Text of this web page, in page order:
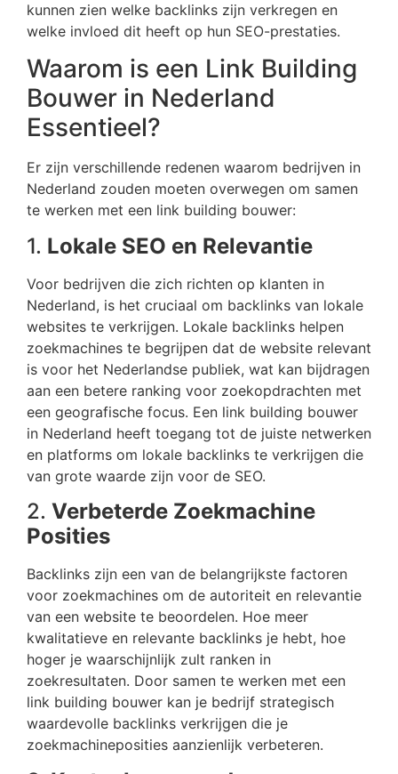
kunnen zien welke backlinks zijn verkregen en
welke invloed dit heeft op hun SEO-prestaties.
Waarom is een Link Building
Bouwer in Nederland
Essentieel?
Er zijn verschillende redenen waarom bedrijven in
Nederland zouden moeten overwegen om samen
te werken met een link building bouwer:
1. Lokale SEO en Relevantie
Voor bedrijven die zich richten op klanten in
Nederland, is het cruciaal om backlinks van lokale
websites te verkrijgen. Lokale backlinks helpen
zoekmachines te begrijpen dat de website relevant
is voor het Nederlandse publiek, wat kan bijdragen
aan een betere ranking voor zoekopdrachten met
een geografische focus. Een link building bouwer
in Nederland heeft toegang tot de juiste netwerken
en platforms om lokale backlinks te verkrijgen die
van grote waarde zijn voor de SEO.
2. Verbeterde Zoekmachine
Posities
Backlinks zijn een van de belangrijkste factoren
voor zoekmachines om de autoriteit en relevantie
van een website te beoordelen. Hoe meer
kwalitatieve en relevante backlinks je hebt, hoe
hoger je waarschijnlijk zult ranken in
zoekresultaten. Door samen te werken met een
link building bouwer kan je bedrijf strategisch
waardevolle backlinks verkrijgen die je
zoekmachineposities aanzienlijk verbeteren.